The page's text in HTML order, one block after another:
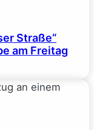
Straße“
am Freitag